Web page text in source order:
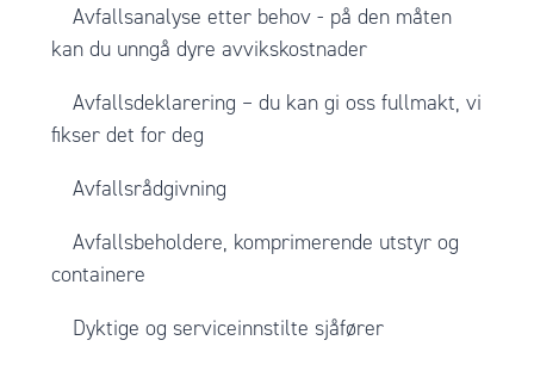
Avfallsanalyse etter behov - på den måten
kan du unngå dyre avvikskostnader
Avfallsdeklarering – du kan gi oss fullmakt, vi
fikser det for deg
Avfallsrådgivning
Avfallsbeholdere, komprimerende utstyr og
containere
Dyktige og serviceinnstilte sjåfører